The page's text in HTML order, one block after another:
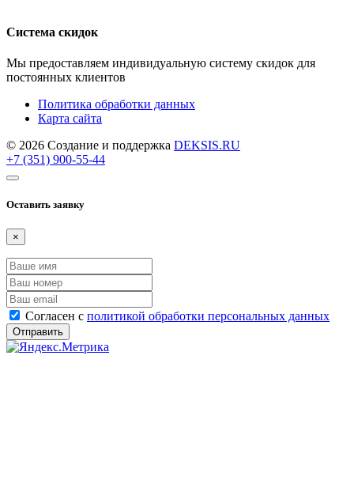
Система скидок
Мы предоставляем индивидуальную систему скидок для
постоянных клиентов
Политика обработки данных
Карта сайта
© 2026 Создание и поддержка DEKSIS.RU
+7 (351) 900-55-44
Оставить заявку
×
Согласен с политикой обработки персональных данных
Отправить